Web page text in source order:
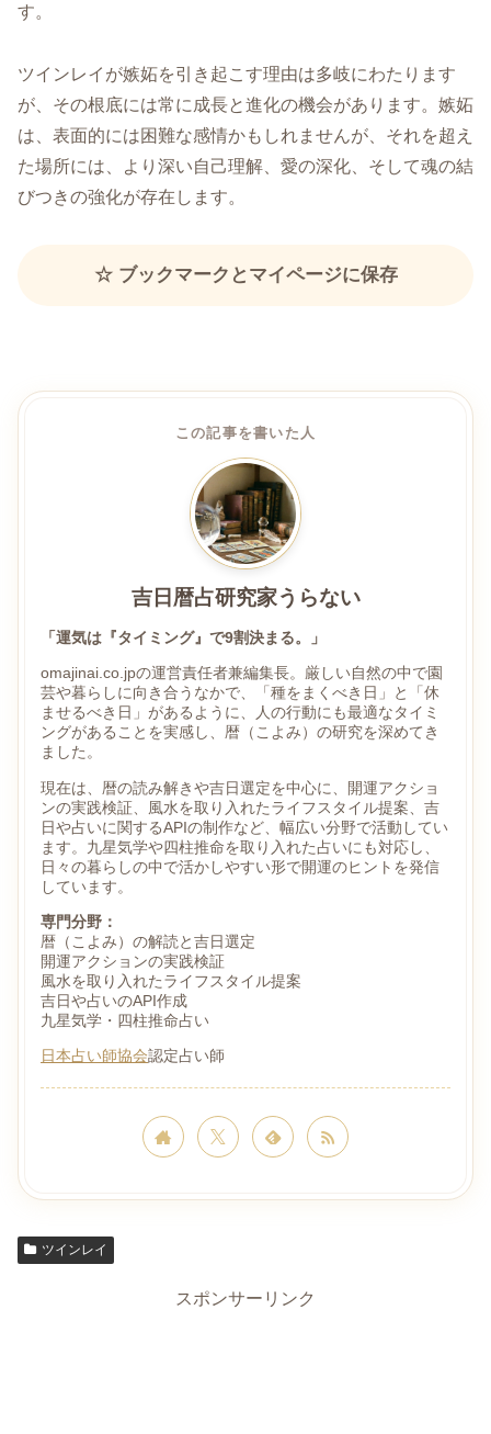
す。
ツインレイが嫉妬を引き起こす理由は多岐にわたります
が、その根底には常に成長と進化の機会があります。嫉妬
は、表面的には困難な感情かもしれませんが、それを超え
た場所には、より深い自己理解、愛の深化、そして魂の結
びつきの強化が存在します。
☆ ブックマークとマイページに保存
この記事を書いた人
吉日暦占研究家うらない
「運気は『タイミング』で9割決まる。」
omajinai.co.jpの運営責任者兼編集長。厳しい自然の中で園
芸や暮らしに向き合うなかで、「種をまくべき日」と「休
ませるべき日」があるように、人の行動にも最適なタイミ
ングがあることを実感し、暦（こよみ）の研究を深めてき
ました。
現在は、暦の読み解きや吉日選定を中心に、開運アクショ
ンの実践検証、風水を取り入れたライフスタイル提案、吉
日や占いに関するAPIの制作など、幅広い分野で活動してい
ます。九星気学や四柱推命を取り入れた占いにも対応し、
日々の暮らしの中で活かしやすい形で開運のヒントを発信
しています。
専門分野：
暦（こよみ）の解読と吉日選定
開運アクションの実践検証
風水を取り入れたライフスタイル提案
吉日や占いのAPI作成
九星気学・四柱推命占い
日本占い師協会認定占い師
ツインレイ
スポンサーリンク